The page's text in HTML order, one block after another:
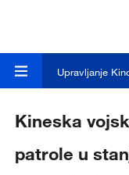
Upravljanje
Kineska
patrole u